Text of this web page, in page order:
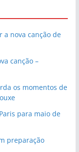
a nova canção de
canção –
os momentos de
para maio de
preparação